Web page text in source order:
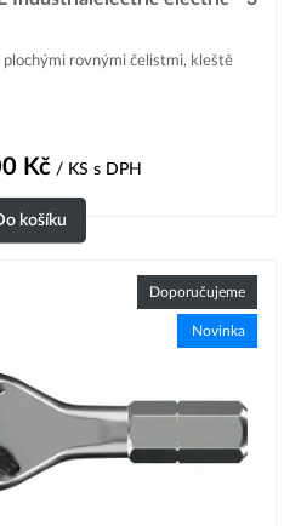
plochými rovnými čelistmi, kleště
Kč/ KS s DPH
košíku
Doporučujeme
Novinka